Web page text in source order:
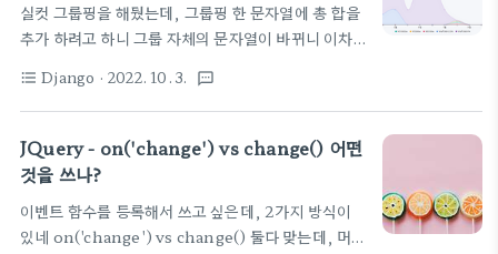
실컷 그룹핑을 해뒀는데, 그룹핑 한 문자열에 총 합을
추가 하려고 하니 그룹 자체의 문자열이 바뀌니 이차
Data name을 바꾸는 방법으로 접근하면 되겠다라
고 생각했다 그리고, 아래와 같이 처리했다. 장고 코드
와 결합해서 사용하려니, 제약이 좀 많다. 암튼 성공
var chart = bb.generate({ // size: { height:
400 }, data: { columns: [ {% for item in
result_billboard %}{{ item|safe }},{%
endfor %} ], type: "area-spline", // for ESM
format_list_bulleted Django · 2022. 10. 3. textsms
JQuery - on('change') vs change() 어떤
것을 쓰나?
이벤트 함수를 등록해서 쓰고 싶은데, 2가지 방식이
있네 on('change') vs change() 둘다 맞는데, 머